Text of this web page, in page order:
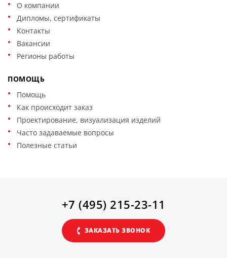
О компании
Дипломы, сертификаты
Контакты
Вакансии
Регионы работы
ПОМОЩЬ
Помощь
Как происходит заказ
Проектирование, визуализация изделий
Часто задаваемые вопросы
Полезные статьи
+7 (495) 215-23-11
ЗАКАЗАТЬ ЗВОНОК